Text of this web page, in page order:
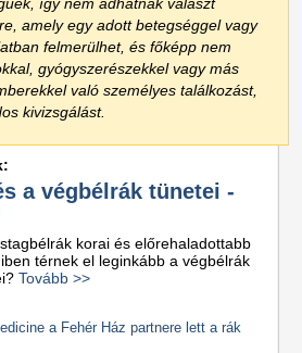
amely egy adott betegséggel vagy
felmerülhet, és főképp nem
gyógyszerészekkel vagy más
való személyes találkozást,
kivizsgálást.
a végbélrák tünetei -
korai és előrehaladottabb
térnek el leginkább a végbélrák
Tovább >>
a Fehér Ház partnere lett a rák